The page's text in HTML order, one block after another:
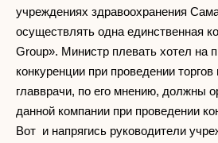
учреждениях здравоохранения
осуществлять одна единственная
Group». Министр плевать хотел на
конкуренции при проведении
главврачи, по его мнению, должны
данной компании при проведении
Вот и напрягись руководители